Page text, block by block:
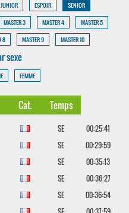
JUNIOR ESPOIR
SENIOR
MASTER 3 MASTER 4
MASTER 5
8 MASTER 9 MASTER 10
sexe
FEMME
Cat. Temps
SE
00:25:41
SE
00:29:59
SE
00:35:13
SE
00:36:27
SE
00:36:54